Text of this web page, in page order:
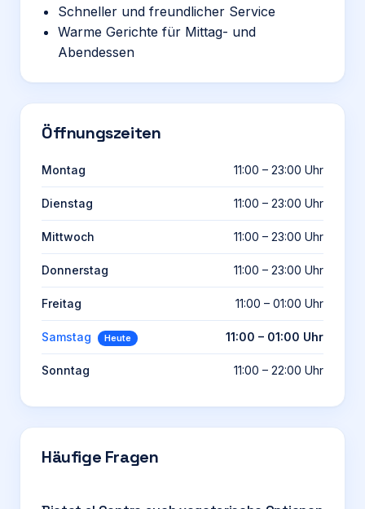
Schneller und freundlicher Service
Warme Gerichte für Mittag- und
Abendessen
Öffnungszeiten
Montag 11:00 – 23:00 Uhr
Dienstag 11:00 – 23:00 Uhr
Mittwoch 11:00 – 23:00 Uhr
Donnerstag 11:00 – 23:00 Uhr
Freitag 11:00 – 01:00 Uhr
Samstag Heute 11:00 – 01:00 Uhr
Sonntag 11:00 – 22:00 Uhr
Häufige Fragen